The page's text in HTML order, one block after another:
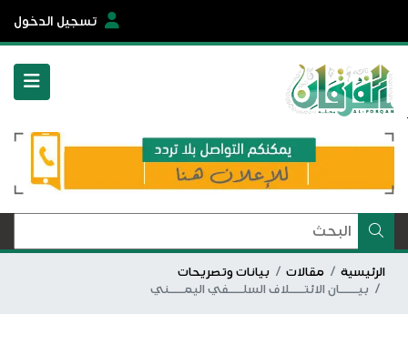
تسجيل الدخول
الرئيسية مقالات
بيانات وتصريحات
بيـــــان الائتــــلاف السلــــفي اليمــــني